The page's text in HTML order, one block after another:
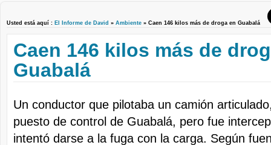
Usted está aquí : El Informe de David » Ambiente » Caen 146 kilos más de droga en Guabalá
Caen 146 kilos más de
Guabalá
Un conductor que pilotaba un camión
puesto de control de Guabalá, pero fue
intentó darse a la fuga con la carga. Según